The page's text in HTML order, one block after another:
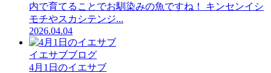
内で育てることでお馴染みの魚ですね！ キンセンイシ
モチやスカシテンジ...
2026.04.04
イエサブブログ
4月1日のイエサブ